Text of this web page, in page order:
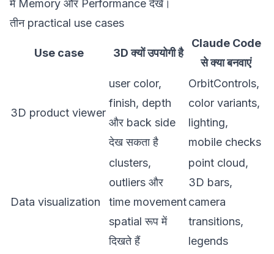
में Memory और Performance देखें।
तीन practical use cases
Use case 3D क्यों उपयोगी है
Claude Code
से क्या बनवाएं
3D product viewer
user color,
finish, depth
और back side
देख सकता है
OrbitControls,
color variants,
lighting,
mobile checks
Data visualization
clusters,
outliers और
time movement
spatial रूप में
दिखते हैं
point cloud,
3D bars,
camera
transitions,
legends